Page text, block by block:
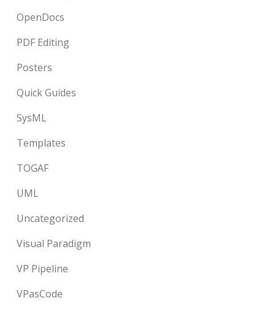
OpenDocs
PDF Editing
Posters
Quick Guides
SysML
Templates
TOGAF
UML
Uncategorized
Visual Paradigm
VP Pipeline
VPasCode